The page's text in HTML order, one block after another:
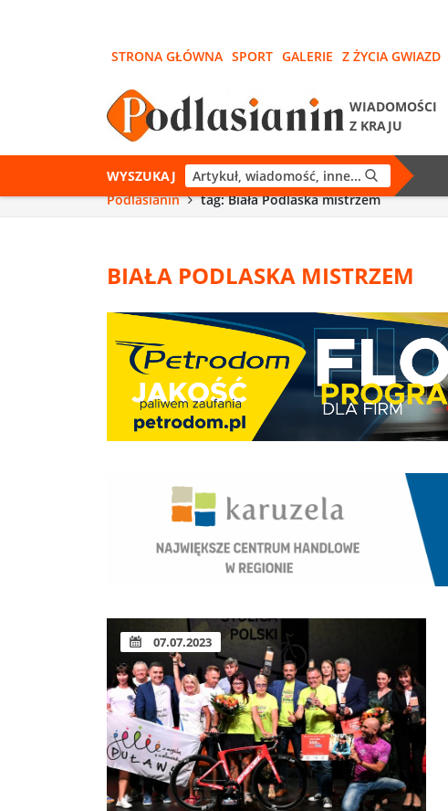
STRONA GŁÓWNA SPORT GALERIE Z ŻYCIA GWIAZD
WIADOMOŚCI
Z KRAJU
WYSZUKAJ
Podlasianin
tag: Biała Podlaska mistrzem
BIAŁA PODLASKA MISTRZEM
07.07.2023